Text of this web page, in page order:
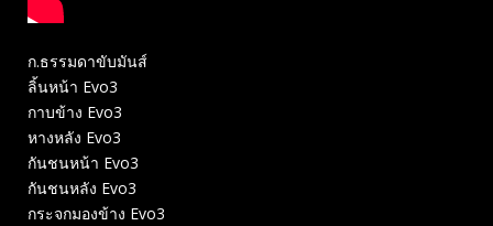
ก.ธรรมดาขับมันส์
ลิ้นหน้า Evo3
กาบข้าง Evo3
หางหลัง Evo3
กันชนหน้า Evo3
กันชนหลัง Evo3
กระจกมองข้าง Evo3